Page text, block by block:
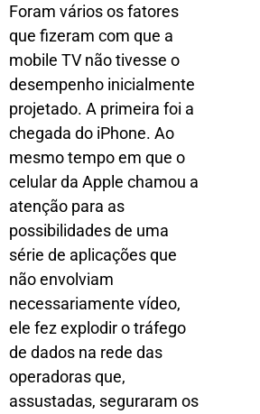
Foram vários os fatores
que fizeram com que a
mobile TV não tivesse o
desempenho inicialmente
projetado. A primeira foi a
chegada do iPhone. Ao
mesmo tempo em que o
celular da Apple chamou a
atenção para as
possibilidades de uma
série de aplicações que
não envolviam
necessariamente vídeo,
ele fez explodir o tráfego
de dados na rede das
operadoras que,
assustadas, seguraram os